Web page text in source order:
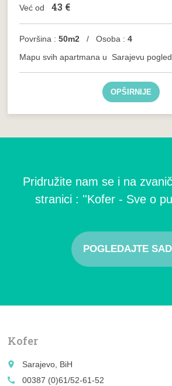
Već od 43 €
Površina :50m2 / Osoba :4
Mapu svih apartmana u Sarajevu
OPŠIRNIJE
Pridružite nam se i na
stranici : ''Kofer - Sve o
POGLEDAJTE
Kofer
place
Sarajevo, BiH
call
00387 (0)61/52-61-52